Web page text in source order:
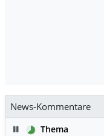
News-Kommentare
PauseThema